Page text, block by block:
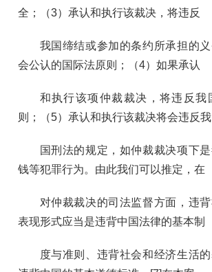
全；（3）承认和执行该裁决，将违反
我国缔结或参加的条约所承担的
会公认的国际法原则；（4）如果承认
和执行该项仲裁裁决，将违反我
则；（5）承认和执行该裁决将会违反我
国刑法的规定，如仲裁裁决项下
钱等犯罪行为。由此我们可以推定，在
对仲裁裁决的司法监督方面，违
表现形式应当是违背中国法律的基本制
度与准则、违背社会和经济生活的